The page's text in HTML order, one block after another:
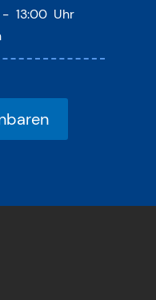
- 13:00 Uhr